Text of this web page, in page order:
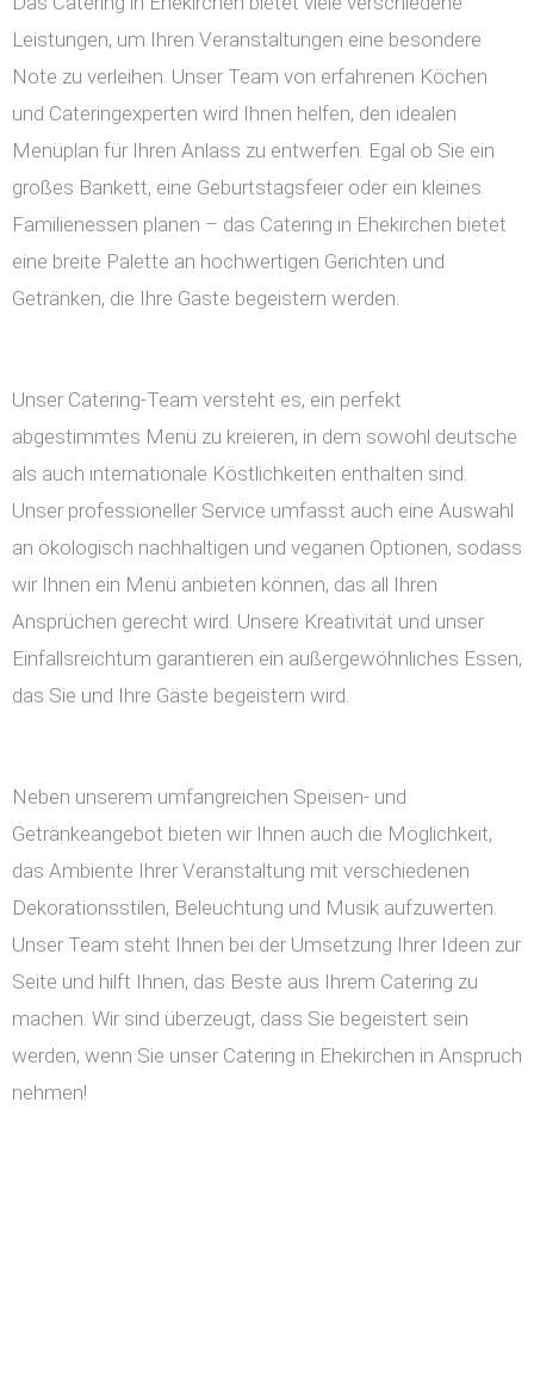
Leistungen, um Ihren Veranstaltungen eine besondere
Note zu verleihen. Unser Team von erfahrenen Köchen
und Cateringexperten wird Ihnen helfen, den idealen
Menüplan für Ihren Anlass zu entwerfen. Egal ob Sie ein
großes Bankett, eine Geburtstagsfeier oder ein kleines
Familienessen planen – das Catering in Ehekirchen bietet
eine breite Palette an hochwertigen Gerichten und
Getränken, die Ihre Gäste begeistern werden.
Unser Catering-Team versteht es, ein perfekt
abgestimmtes Menü zu kreieren, in dem sowohl deutsche
als auch internationale Köstlichkeiten enthalten sind.
Unser professioneller Service umfasst auch eine Auswahl
an ökologisch nachhaltigen und veganen Optionen, sodass
wir Ihnen ein Menü anbieten können, das all Ihren
Ansprüchen gerecht wird. Unsere Kreativität und unser
Einfallsreichtum garantieren ein außergewöhnliches Essen,
das Sie und Ihre Gäste begeistern wird.
Neben unserem umfangreichen Speisen- und
Getränkeangebot bieten wir Ihnen auch die Möglichkeit,
das Ambiente Ihrer Veranstaltung mit verschiedenen
Dekorationsstilen, Beleuchtung und Musik aufzuwerten.
Unser Team steht Ihnen bei der Umsetzung Ihrer Ideen zur
Seite und hilft Ihnen, das Beste aus Ihrem Catering zu
machen. Wir sind überzeugt, dass Sie begeistert sein
werden, wenn Sie unser Catering in Ehekirchen in Anspruch
nehmen!